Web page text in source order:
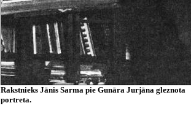
Rakstnieks Jānis Sarma pie Gunāra Jurjāna gleznota
portreta.